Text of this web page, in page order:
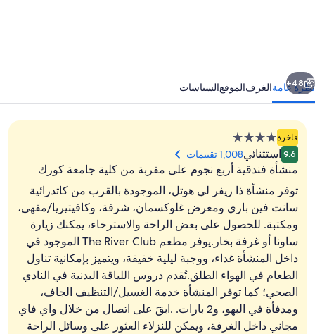
التالي
48+
نظرة عامةالغرفالموقعالسياسات
فاخرةمنشأة
فندقية
مصنفة
4.0
نجوم
9.6 استثنائي1,008 تقييمات
منشأة فندقية أربع نجوم على مقربة من كلية جامعة كورك
توفر منشأة ذا ريفر لي هوتل، الموجودة بالقرب من كاتدرائية
سانت فين باري ومعرض غلوكسمان، شرفة، وكافيتيريا/مقهى،
ومكتبة. للحصول على بعض الراحة والاسترخاء، يمكنك زيارة
ساونا أو غرفة بخار.يوفر مطعم The River Club الموجود في
داخل المنشأة غداء، ووجبة ليلية خفيفة، ويتميز بإمكانية تناول
الطعام في الهواء الطلق.تُقدم دروس اللياقة البدنية في النادي
الصحي؛ كما توفر المنشأة خدمة الغسيل/التنظيف الجاف،
ومدفأة في البهو، و2 بارات. .ابقَ على اتصال من خلال واي فاي
مجاني داخل الغرفة، ويمكن للنزلاء العثور على وسائل الراحة